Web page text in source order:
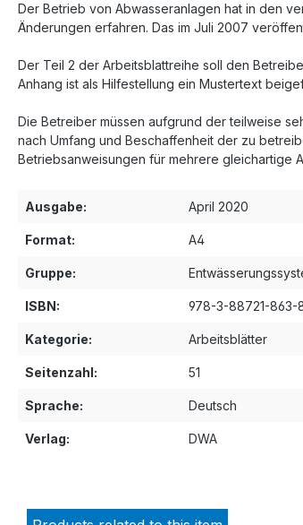
Der Betrieb von Abwasseranlagen hat in den
Änderungen erfahren. Das im Juli 2007
Der Teil 2 der Arbeitsblattreihe soll den
Anhang ist als Hilfestellung ein Mustertext
Die Betreiber müssen aufgrund der teilweise
nach Umfang und Beschaffenheit der zu
Betriebsanweisungen für mehrere gleichartige
Ausgabe: April 2020
Format: A4
Gruppe:
ISBN: 978-3-88721-863-
Kategorie: Arbeitsblätter
Seitenzahl: 51
Sprache: Deutsch
Verlag: DWA